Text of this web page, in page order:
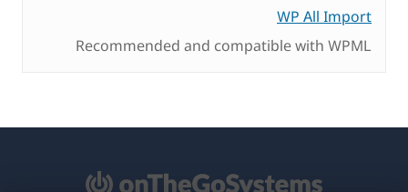
WP All Import
Recommended and compatible with WPML